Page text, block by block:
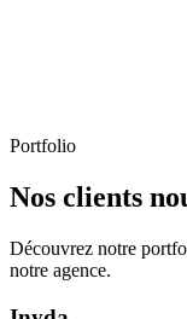
Portfolio
Nos clients
Découvrez notre
notre agence.